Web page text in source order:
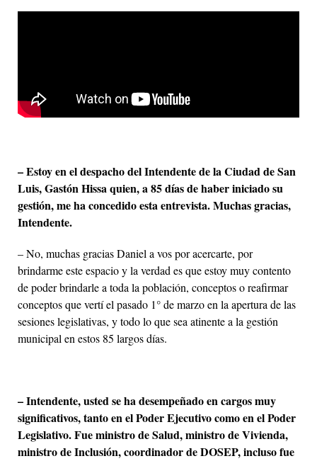
– Estoy en el despacho del Intendente de la Ciudad de San
Luis, Gastón Hissa quien, a 85 días de haber iniciado su
gestión, me ha concedido esta entrevista. Muchas gracias,
Intendente.
– No, muchas gracias Daniel a vos por acercarte, por
brindarme este espacio y la verdad es que estoy muy contento
de poder brindarle a toda la población, conceptos o reafirmar
conceptos que vertí el pasado 1° de marzo en la apertura de las
sesiones legislativas, y todo lo que sea atinente a la gestión
municipal en estos 85 largos días.
– Intendente, usted se ha desempeñado en cargos muy
significativos, tanto en el Poder Ejecutivo como en el Poder
Legislativo. Fue ministro de Salud, ministro de Vivienda,
ministro de Inclusión, coordinador de DOSEP, incluso fue